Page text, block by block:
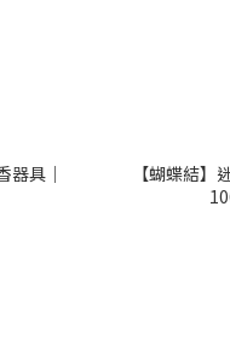
器具｜
【蝴蝶結】